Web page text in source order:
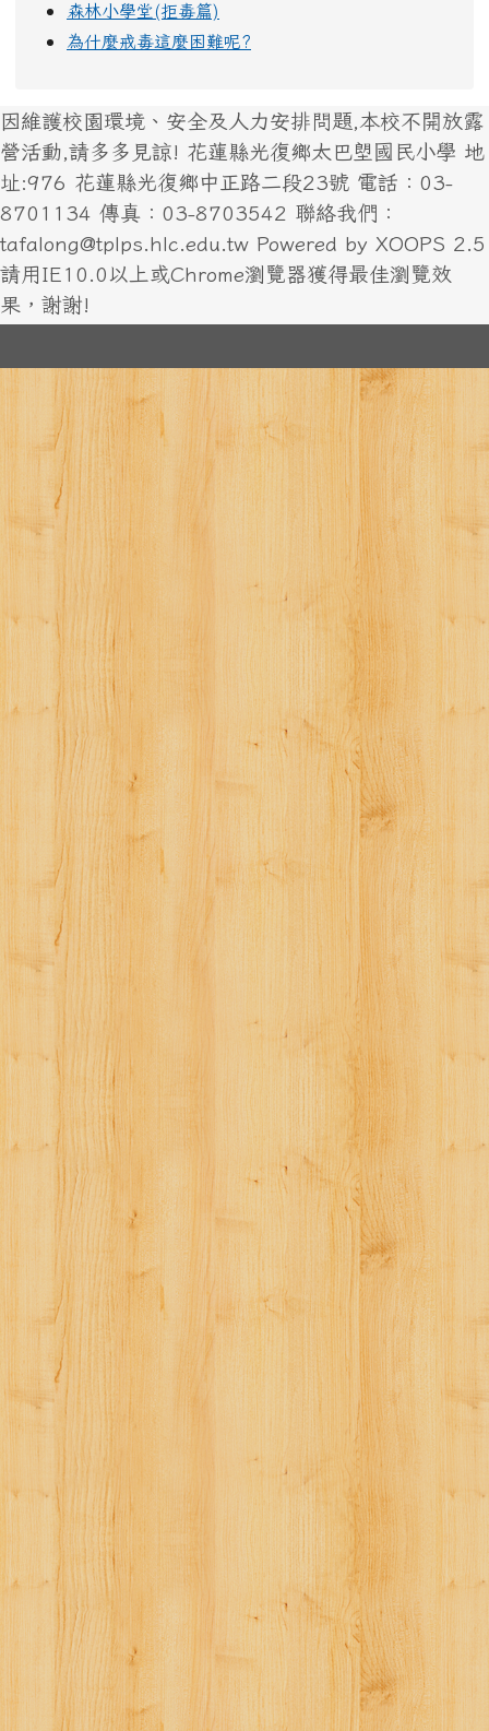
森林小學堂(拒毒篇)
為什麼戒毒這麼困難呢?
因維護校園環境、安全及人力安排問題,本校不開放露
營活動,請多多見諒! 花蓮縣光復鄉太巴塱國民小學 地
址:976 花蓮縣光復鄉中正路二段23號 電話：03-
8701134 傳真：03-8703542 聯絡我們：
tafalong@tplps.hlc.edu.tw Powered by XOOPS 2.5
請用IE10.0以上或Chrome瀏覽器獲得最佳瀏覽效
果，謝謝!